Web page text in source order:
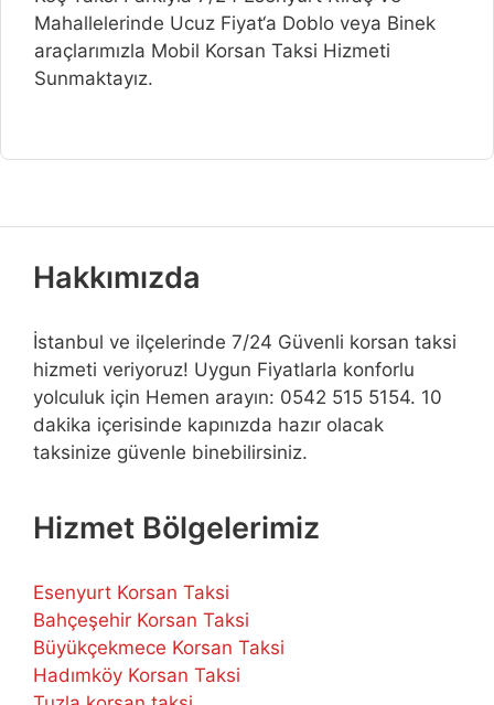
Mahallelerinde Ucuz Fiyat‘a Doblo veya Binek
araçlarımızla Mobil Korsan Taksi Hizmeti
Sunmaktayız.
Hakkımızda
İstanbul ve ilçelerinde 7/24 Güvenli korsan taksi
hizmeti veriyoruz! Uygun Fiyatlarla konforlu
yolculuk için Hemen arayın: 0542 515 5154. 10
dakika içerisinde kapınızda hazır olacak
taksinize güvenle binebilirsiniz.
Hizmet Bölgelerimiz
Esenyurt Korsan Taksi
Bahçeşehir Korsan Taksi
Büyükçekmece Korsan Taksi
Hadımköy Korsan Taksi